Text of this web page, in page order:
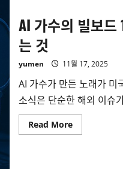
AI 가수의 빌보드
는 것
yumen 11월 17, 2025
AI 가수가 만든 노래가 미
소식은 단순한 해외 이슈
Read MoreRead
more